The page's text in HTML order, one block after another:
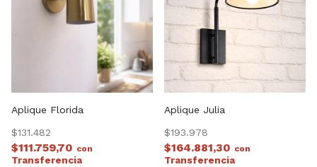
Aplique Florida
$131.482
$111.759,70 con
Aplique Julia
$193.978
$164.881,30 con